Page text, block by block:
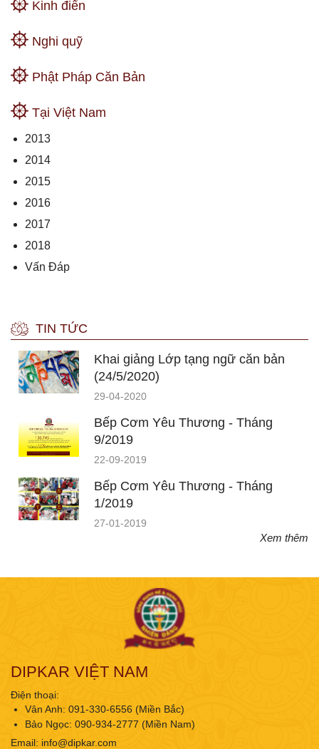
Kinh điển
Nghi quỹ
Phật Pháp Căn Bản
Tại Việt Nam
2013
2014
2015
2016
2017
2018
Vấn Đáp
TIN TỨC
Khai giảng Lớp tạng ngữ căn bản
(24/5/2020)
29-04-2020
Bếp Cơm Yêu Thương - Tháng
9/2019
22-09-2019
Bếp Cơm Yêu Thương - Tháng
1/2019
27-01-2019
Xem thêm
DIPKAR VIỆT NAM
Điện thoại:
Vân Anh: 091-330-6556 (Miền Bắc)
Bảo Ngọc: 090-934-2777 (Miền Nam)
Email: info@dipkar.com